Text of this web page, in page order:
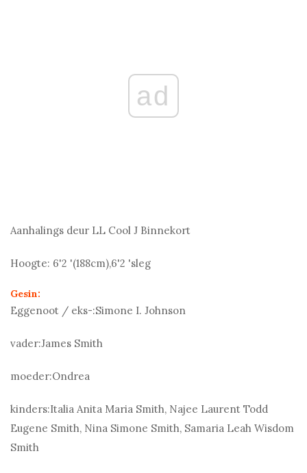
ad
Aanhalings deur LL Cool J Binnekort
Hoogte: 6'2 '(188cm),6'2 'sleg
Gesin:
Eggenoot / eks-:Simone I. Johnson
vader:James Smith
moeder:Ondrea
kinders:Italia Anita Maria Smith, Najee Laurent Todd
Eugene Smith, Nina Simone Smith, Samaria Leah Wisdom
Smith